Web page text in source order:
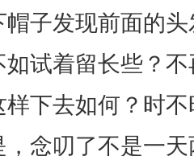
帽子发现前面的
如试着留长些？
样下去如何？时
，念叨了不是一